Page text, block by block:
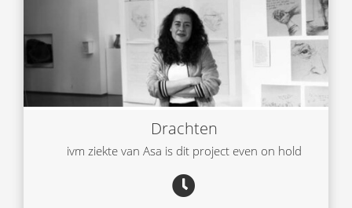
Drachten
ivm ziekte van Asa is dit project even on hold